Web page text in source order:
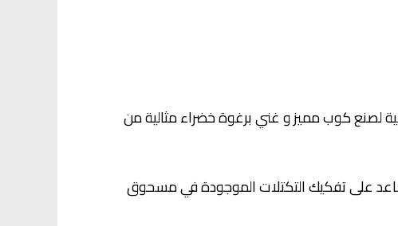
لصنع كوب مميز و غني برغوة خضراء مثالية من
على تفكيك التكتلات الموجودة في مسحوق